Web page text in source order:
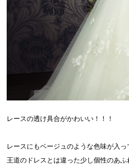
レースの透け具合がかわいい！！！
レースにもベージュのような色味が入っ
王道のドレスとは違った少し個性のあ